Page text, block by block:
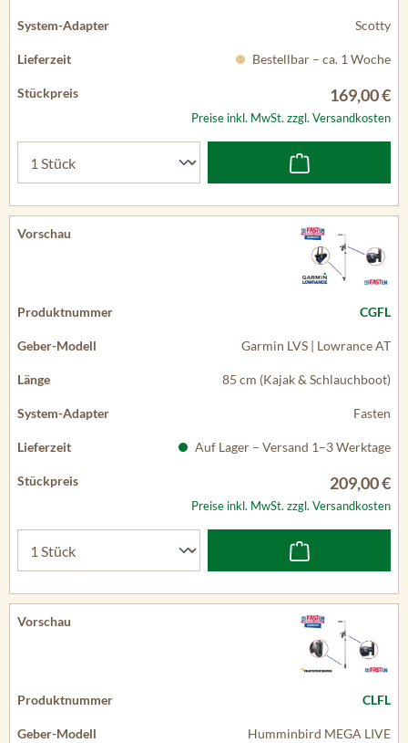
Scotty
Bestellbar – ca. 1 Woche
169,00 €
Preise inkl. MwSt. zzgl. Versandkosten
CGFL
Garmin LVS | Lowrance AT
85 cm (Kajak & Schlauchboot)
Fasten
Auf Lager – Versand 1–3 Werktage
209,00 €
Preise inkl. MwSt. zzgl. Versandkosten
CLFL
Humminbird MEGA LIVE